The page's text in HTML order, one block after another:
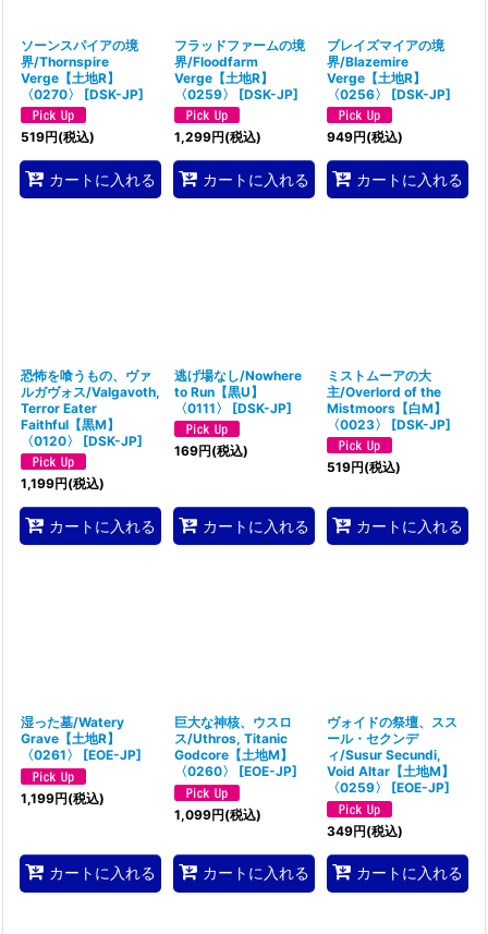
ソーンスパイアの境
界/Thornspire
Verge【土地R】
〈0270〉
[DSK-JP]
519円(税込)
カートに入れる
フラッドファームの境
界/Floodfarm
Verge【土地R】
〈0259〉
[DSK-JP]
1,299円(税込)
カートに入れる
ブレイズマイアの境
界/Blazemire
Verge【土地R】
〈0256〉
[DSK-JP]
949円(税込)
カートに入れる
恐怖を喰うもの、ヴァ
ルガヴォス/Valgavoth,
Terror Eater
Faithful【黒M】
〈0120〉
[DSK-JP]
1,199円(税込)
カートに入れる
逃げ場なし/Nowhere
to Run【黒U】
〈0111〉
[DSK-JP]
169円(税込)
カートに入れる
ミストムーアの大
主/Overlord of the
Mistmoors【白M】
〈0023〉
[DSK-JP]
519円(税込)
カートに入れる
湿った墓/Watery
Grave【土地R】
〈0261〉
[EOE-JP]
1,199円(税込)
カートに入れる
巨大な神核、ウスロ
ス/Uthros, Titanic
Godcore【土地M】
〈0260〉
[EOE-JP]
1,099円(税込)
カートに入れる
ヴォイドの祭壇、スス
ール・セクンデ
ィ/Susur Secundi,
Void Altar【土地M】
〈0259〉
[EOE-JP]
349円(税込)
カートに入れる